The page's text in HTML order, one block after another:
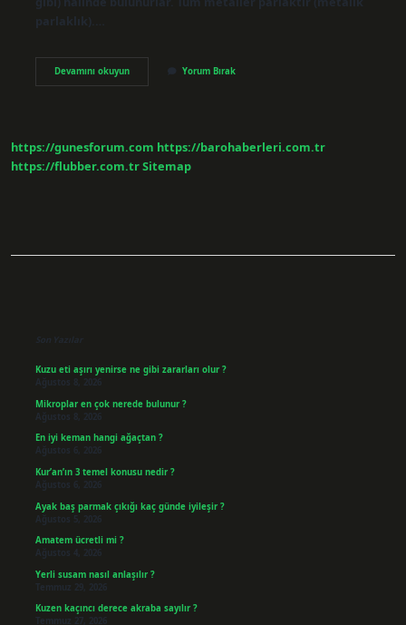
parlaklık).…
Devamını okuyunMetaller
Oda
Yorum Bırak
https://gunesforum.com https://barohaberleri.com.tr
https://flubber.com.trSitemap
Son Yazılar
Kuzu eti aşırı yenirse ne gibi zararları olur ?
Ağustos 8, 2026
Mikroplar en çok nerede bulunur ?
Ağustos 8, 2026
En iyi keman hangi ağaçtan ?
Ağustos 6, 2026
Kur’an’ın 3 temel konusu nedir ?
Ağustos 6, 2026
Ayak baş parmak çıkığı kaç günde iyileşir ?
Ağustos 5, 2026
Amatem ücretli mi ?
Ağustos 4, 2026
Yerli susam nasıl anlaşılır ?
Temmuz 29, 2026
Kuzen kaçıncı derece akraba sayılır ?
Temmuz 27, 2026